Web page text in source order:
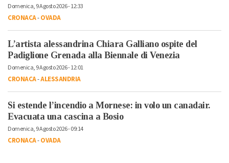
Domenica, 9 Agosto 2026 - 12:33
CRONACA-OVADA
L’artista alessandrina Chiara Galliano ospite del
Padiglione Grenada alla Biennale di Venezia
Domenica, 9 Agosto 2026 - 12:01
CRONACA-ALESSANDRIA
Si estende l’incendio a Mornese: in volo un canadair.
Evacuata una cascina a Bosio
Domenica, 9 Agosto 2026 - 09:14
CRONACA-OVADA